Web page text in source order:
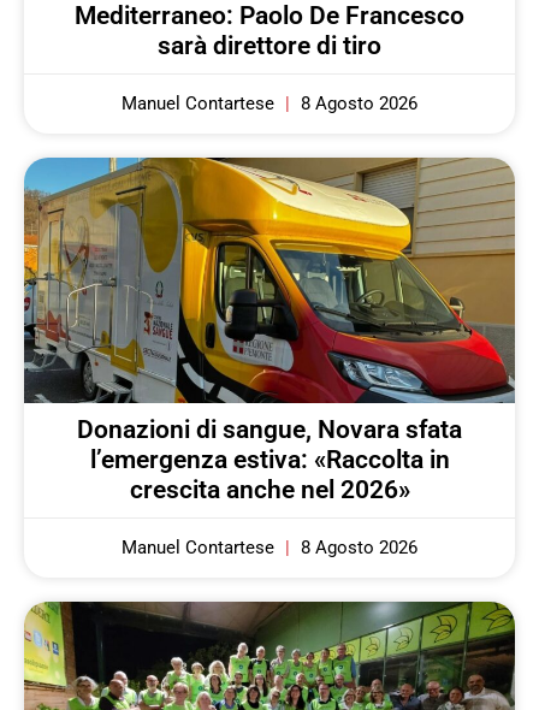
Mediterraneo: Paolo De Francesco
sarà direttore di tiro
Manuel Contartese 8 Agosto 2026
Donazioni di sangue, Novara sfata
l’emergenza estiva: «Raccolta in
crescita anche nel 2026»
Manuel Contartese 8 Agosto 2026